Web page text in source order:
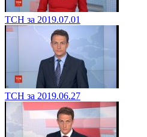
ТСН за 2019.07.01
ТСН за 2019.06.27